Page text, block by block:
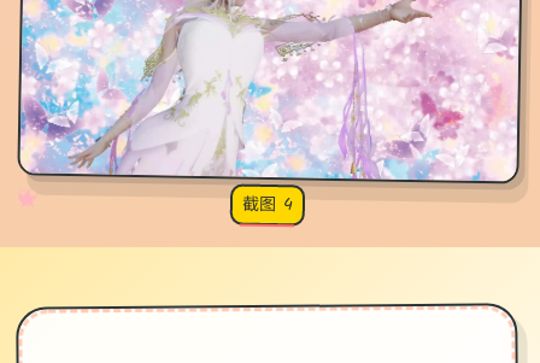
✧
♡
★
♥ 截图 4